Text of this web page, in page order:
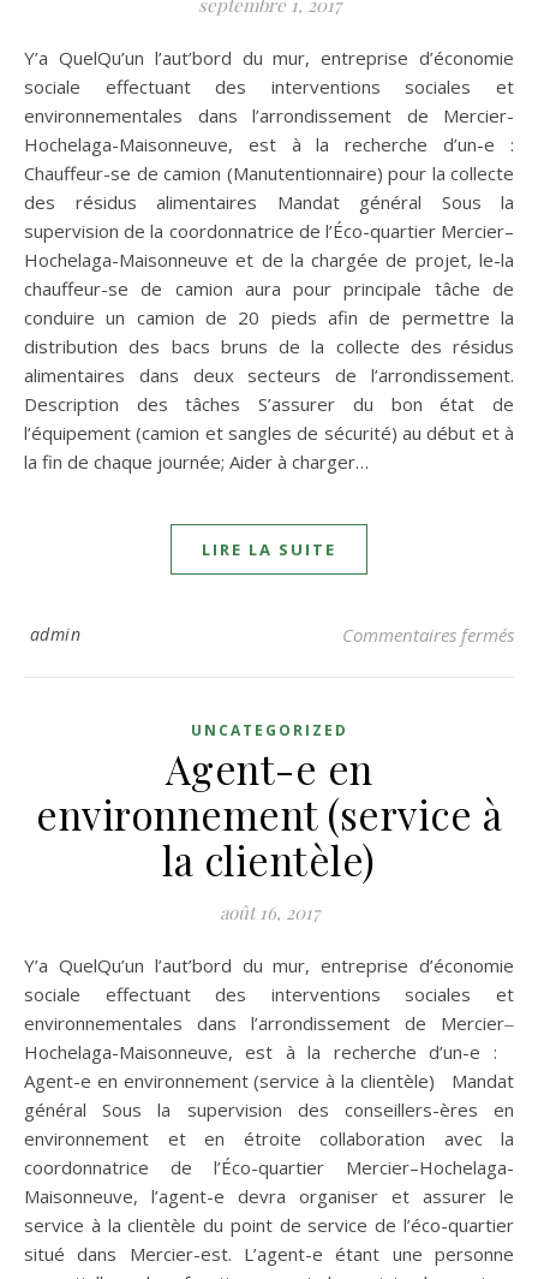
Y’a QuelQu’un l’aut’bord du mur, entreprise d’économie
sociale effectuant des interventions sociales et
environnementales dans l’arrondissement de Mercier-
Hochelaga-Maisonneuve, est à la recherche d’un-e :
Chauffeur-se de camion (Manutentionnaire) pour la collecte
des résidus alimentaires Mandat général Sous la
supervision de la coordonnatrice de l’Éco-quartier Mercier–
Hochelaga-Maisonneuve et de la chargée de projet, le-la
chauffeur-se de camion aura pour principale tâche de
conduire un camion de 20 pieds afin de permettre la
distribution des bacs bruns de la collecte des résidus
alimentaires dans deux secteurs de l’arrondissement.
Description des tâches S’assurer du bon état de
l’équipement (camion et sangles de sécurité) au début et à
la fin de chaque journée; Aider à charger…
LIRE LA SUITE
admin Commentaires fermés
UNCATEGORIZED
Agent-e en
environnement (service à
la clientèle)
août 16, 2017
Y’a QuelQu’un l’aut’bord du mur, entreprise d’économie
sociale effectuant des interventions sociales et
environnementales dans l’arrondissement de Mercier‒
Hochelaga-Maisonneuve, est à la recherche d’un-e :
Agent-e en environnement (service à la clientèle) Mandat
général Sous la supervision des conseillers-ères en
environnement et en étroite collaboration avec la
coordonnatrice de l’Éco-quartier Mercier–Hochelaga-
Maisonneuve, l’agent-e devra organiser et assurer le
service à la clientèle du point de service de l’éco-quartier
situé dans Mercier-est. L’agent-e étant une personne